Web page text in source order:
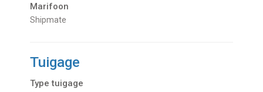
Marifoon
Shipmate
Tuigage
Type tuigage